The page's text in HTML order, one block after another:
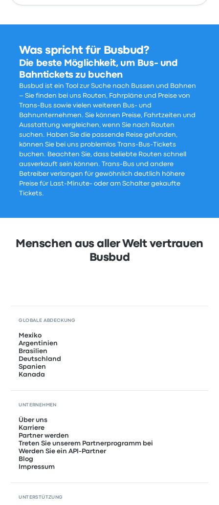
Was spricht für Busbud?
Die beste Möglichkeit, um Bus- und
Bahntickets zu buchen
Busbud ist ein Tool zur Suche nach Bussen und Bahnen
– Sie finden bei uns Routen, Fahrpläne und Preise von
Trans-Bus sowie vielen weiteren Bus- und
Bahnunternehmen. Sie können Preise, Fahrtzeiten und
Ausstattung vergleichen, wenn Sie nach Routen
suchen. Haben Sie die passende Reise gefunden,
können Sie bei uns problemlos Trans-Bus-Tickets
buchen. Beachten Sie, dass beliebte Routen schnell
ausverkauft sein können. Trans-Bus und andere
Betreiber verlangen für gewöhnlich deutlich höhere
Preise für Last-Minute- oder am Schalter gekaufte
Tickets.
Menschen aus aller Welt vertrauen
Busbud
GLOBALE ABDECKUNG
Mexiko
Argentinien
Brasilien
Deutschland
Spanien
Kanada
UNTERNEHMEN
Über uns
Karriere
Partner werden
Treten Sie unserem Partnerprogramm bei
Werden Sie ein API-Partner
Blog
Impressum
UNTERSTÜTZUNG